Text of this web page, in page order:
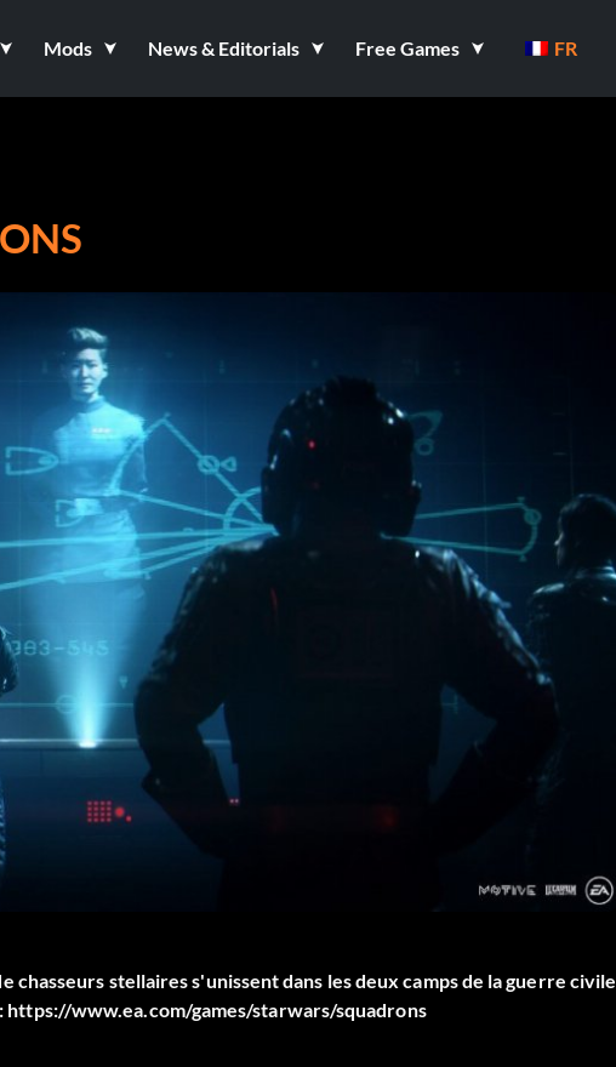
Mods News & Editorials Free Games FR
chasseurs stellaires s'unissent dans les deux camps de la guerre civile
https://www.ea.com/games/starwars/squadrons